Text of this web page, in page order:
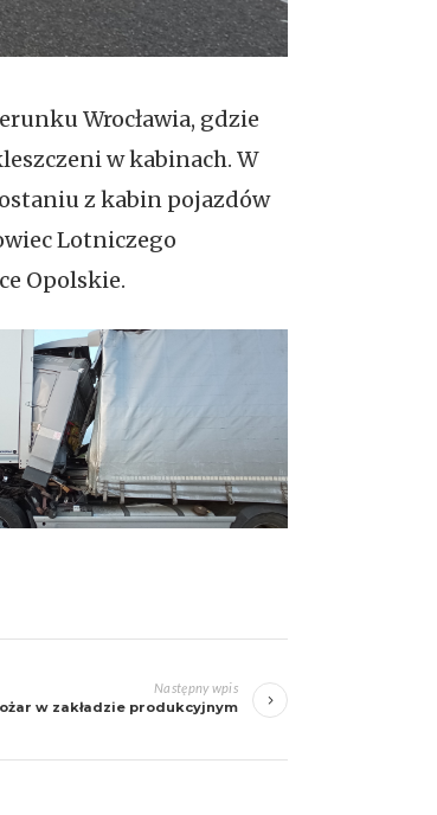
Wrocławia, gdzie
w kabinach. W
z kabin pojazdów
Lotniczego
Opolskie.
Następny wpis
w zakładzie produkcyjnym